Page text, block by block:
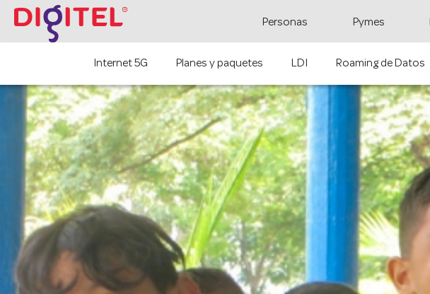
Personas Pymes
Internet 5G Planes y paquetes LDI Roaming de Datos